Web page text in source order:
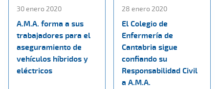
30 enero 2020
A.M.A. forma a sus
trabajadores para el
aseguramiento de
vehículos híbridos y
eléctricos
28 enero 2020
El Colegio de
Enfermería de
Cantabria sigue
confiando su
Responsabilidad Civil
a A.M.A.